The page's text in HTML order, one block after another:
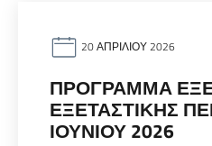
20 ΑΠΡΙΛΊΟΥ 2026
ΠΡΌΓΡΑΜΜΑ
ΕΞΕΤΑΣΤΙΚΉΣ
ΙΟΥΝΊΟΥ 2026